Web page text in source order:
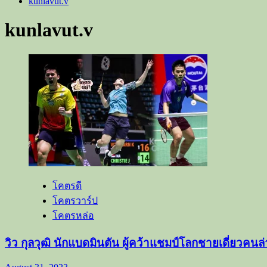
kunlavut.v
โคตรดี
โคตรวาร์ป
โคตรหล่อ
วิว กุลวุฒิ นักแบดมินตัน ผู้คว้าแชมป์โลกชายเดี่ยวคนล่